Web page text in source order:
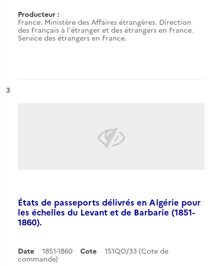
Producteur :
France. Ministère des Affaires étrangères. Direction
des Français à l'étranger et des étrangers en France.
Service des étrangers en France.
n°
3
États de passeports délivrés en Algérie pour
les échelles du Levant et de Barbarie (1851-
1860).
Date 1851-1860 Cote
151QO/33 (Cote de
commande)